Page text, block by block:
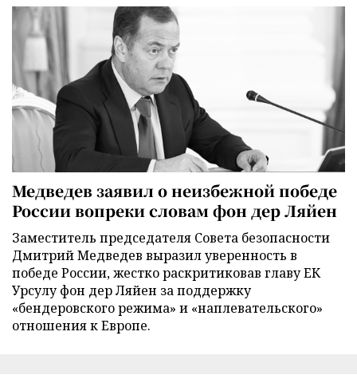
Медведев заявил о неизбежной победе
России вопреки словам фон дер Ляйен
Заместитель председателя Совета безопасности
Дмитрий Медведев выразил уверенность в
победе России, жестко раскритиковав главу ЕК
Урсулу фон дер Ляйен за поддержку
«бендеровского режима» и «наплевательского»
отношения к Европе.